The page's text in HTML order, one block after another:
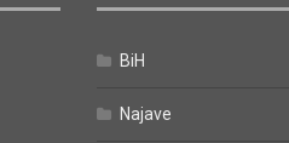
BiH
Najave